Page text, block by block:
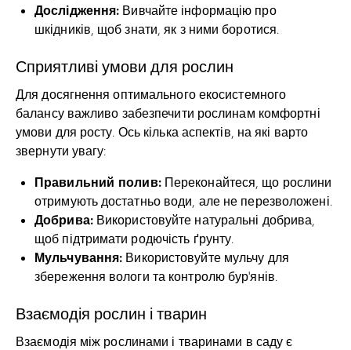
Дослідження: Вивчайте інформацію про
шкідників, щоб знати, як з ними боротися.
Сприятливі умови для рослин
Для досягнення оптимального екосистемного
балансу важливо забезпечити рослинам комфортні
умови для росту. Ось кілька аспектів, на які варто
звернути увагу:
Правильний полив:Переконайтеся, що рослини
отримують достатньо води, але не перезволожені.
Добрива:Використовуйте натуральні добрива,
щоб підтримати родючість ґрунту.
Мульчування: Використовуйте мульчу для
збереження вологи та контролю бур’янів.
Взаємодія рослин і тварин
Взаємодія між рослинами і тваринами в саду є